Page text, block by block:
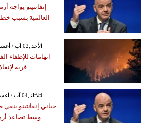
إنفانتينو يواجه
العالمية بسبب
GMT 22:02 2026 الأحد ,02 آب / أغسطس
اتهامات للإطفاء
قرية
GMT 09:05 2026 الثلاثاء ,04 آب / أغسطس
جياني إنفانتينو
وسط تصاعد